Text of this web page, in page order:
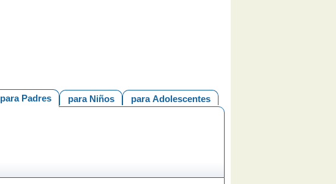
para Adolescentes
para Niños
para Padres